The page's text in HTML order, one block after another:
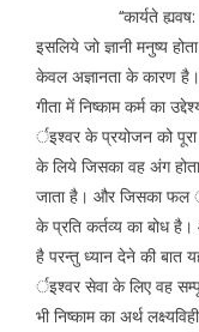
‘‘कार्यते
इसलिये जो ज्ञानी मनुष्य
केवल अज्ञानता के कारण है।
गीता में निष्काम कर्म का
र्इश्वर के प्रयोजन को
के लिये जिसका वह अंग
जाता है। और जिसका फल
के प्रति कर्तव्य का बोध
है परन्तु ध्यान देने की बात
र्इश्वर सेवा के लिए वह
भी निष्काम का अर्थ